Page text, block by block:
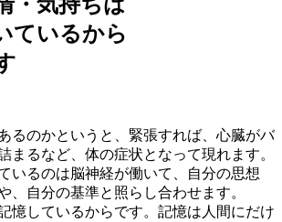
・気持ちは
ているから
るのかというと、緊張すれば、心臓がバ
まるなど、体の症状となって現れます。
いるのは脳神経が働いて、自分の思想
、自分の基準と照らし合わせます。
憶しているからです。記憶は人間にだけ